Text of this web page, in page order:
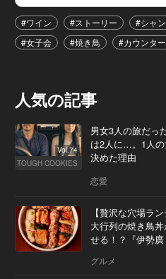
#ワイン #ストーリー #シャ
#女子会
#焼き鳥 #カウンター
人気の記事
Vol.74
TOUGH COOKIES
男女3人の旅だっ
は2人に…。1人の
決めた理由
恋愛
【贅沢な穴場ラ
大行列の焼き鳥
せる！？『伊勢
グルメ